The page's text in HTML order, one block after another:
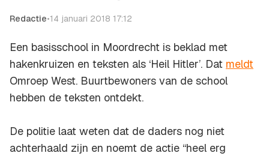
Redactie•14 januari 2018 17:12
Een basisschool in Moordrecht is beklad met
hakenkruizen en teksten als ‘Heil Hitler’. Dat meldt
Omroep West. Buurtbewoners van de school
hebben de teksten ontdekt.
De politie laat weten dat de daders nog niet
achterhaald zijn en noemt de actie “heel erg